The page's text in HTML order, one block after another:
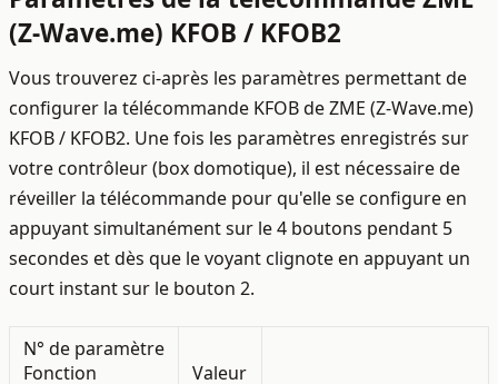
(Z-Wave.me) KFOB / KFOB2
Vous trouverez ci-après les paramètres permettant de
configurer la télécommande KFOB de ZME (Z-Wave.me)
KFOB / KFOB2. Une fois les paramètres enregistrés sur
votre contrôleur (box domotique), il est nécessaire de
réveiller la télécommande pour qu'elle se configure en
appuyant simultanément sur le 4 boutons pendant 5
secondes et dès que le voyant clignote en appuyant un
court instant sur le bouton 2.
N° de paramètre
Fonction
Valeur